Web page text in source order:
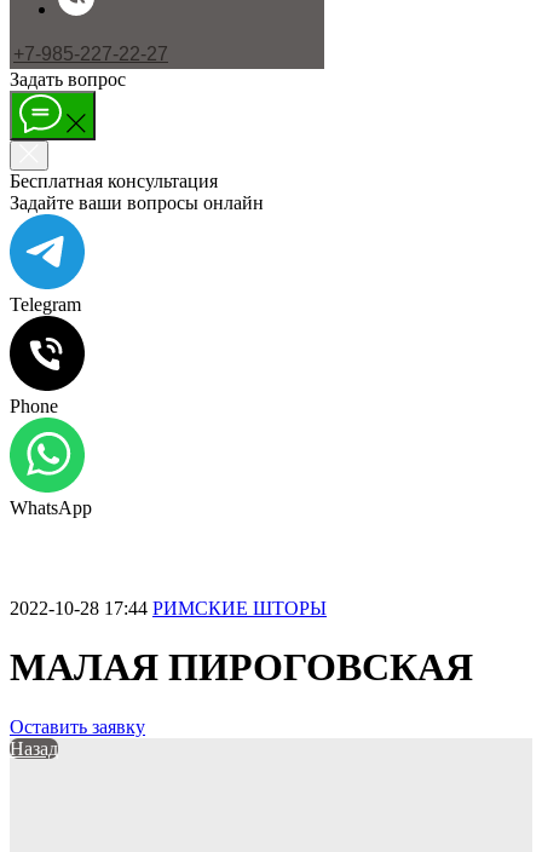
МЕНЮ
+7-985-227-22-27
Задать вопрос
Бесплатная консультация
Задайте ваши вопросы онлайн
Telegram
Phone
WhatsApp
2022-10-28 17:44 РИМСКИЕ ШТОРЫ
МАЛАЯ ПИРОГОВСКАЯ
Оставить заявку
Назад